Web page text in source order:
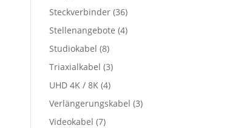
Steckverbinder (36)
Stellenangebote (4)
Studiokabel (8)
Triaxialkabel (3)
UHD 4K / 8K (4)
Verlängerungskabel (3)
Videokabel (7)